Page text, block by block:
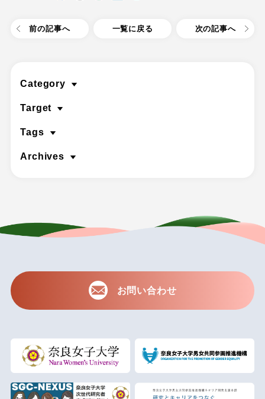
前の記事へ 一覧に戻る 次の記事へ
Category
Target
Tags
Archives
お問い合わせ